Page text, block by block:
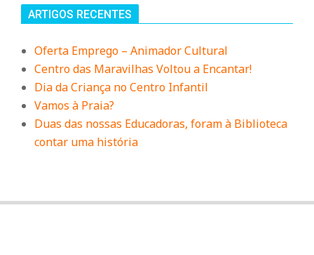
ARTIGOS RECENTES
Oferta Emprego – Animador Cultural
Centro das Maravilhas Voltou a Encantar!
Dia da Criança no Centro Infantil
Vamos à Praia?
Duas das nossas Educadoras, foram à Biblioteca
contar uma história